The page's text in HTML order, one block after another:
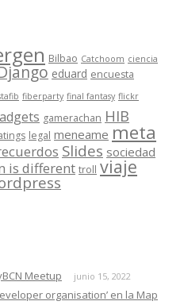
Bilbao Catchoom ciencia
eduard encuesta
fiberparty final fantasy flickr
gamerachan HIB
legal meneame meta
Slides sociedad
is different troll viaje
Meetup junio 15, 2022
organisation’ en la Map